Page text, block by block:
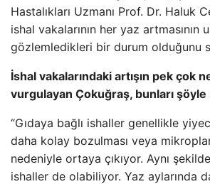
Hastalıkları Uzmanı Prof. Dr. Haluk
ishal vakalarının her yaz artmasının
gözlemledikleri bir durum olduğunu
İshal vakalarındaki artışın pek çok
vurgulayan Çokuğraş, bunları şöyle
“Gıdaya bağlı ishaller genellikle
daha kolay bozulması veya
nedeniyle ortaya çıkıyor. Aynı
ishaller de olabiliyor. Yaz aylarında